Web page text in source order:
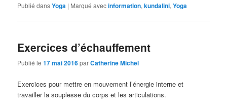
Publié dansYoga | Marqué avecinformation,kundalini,Yoga
Exercices d’échauffement
Publié le17 mai 2016parCatherine Michel
Exercices pour mettre en mouvement l’énergie interne et
travailler la souplesse du corps et les articulations.